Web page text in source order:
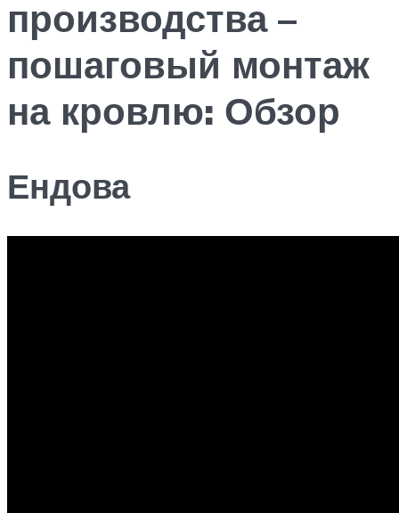
производства –
пошаговый монтаж
на кровлю: Обзор
Ендова